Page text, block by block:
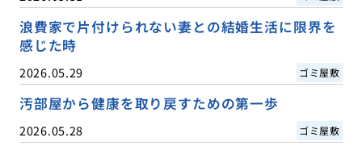
浪費家で片付けられない妻との結婚生活に限界を
感じた時
2026.05.29 ゴミ屋敷
汚部屋から健康を取り戻すための第一歩
2026.05.28 ゴミ屋敷